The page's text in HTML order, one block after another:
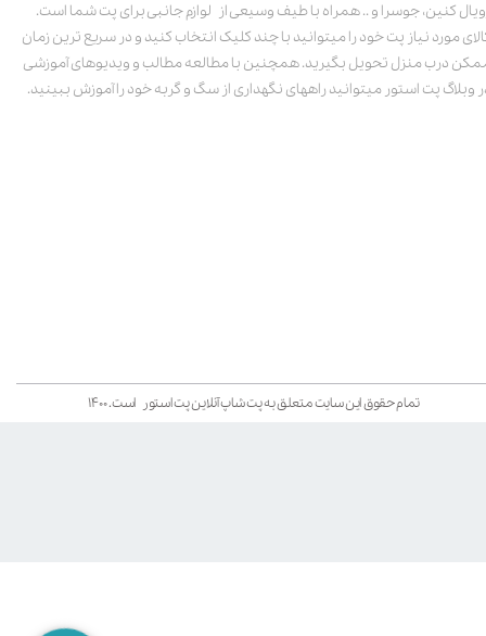
کنین، جوسرا و .. همراه با طیف وسیعی از لوازم جانبی برای پت شما است.
مورد نیاز پت خود را میتوانید با چند کلیک انتخاب کنید و در سریع ترین زمان
درب منزل تحویل بگیرید. همچنین با مطالعه مطالب و ویدیوهای آموزشی
وبلاگ پت استور میتوانید راههای نگهداری از سگ و گربه خود را آموزش ببینید.
تمام حقوق این سایت متعلق به پت شاپ آنلاین پت استور است. ۱۴۰۰